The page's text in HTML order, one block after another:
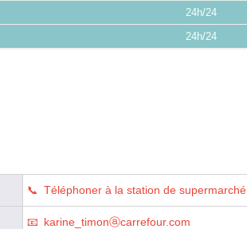
24h/24
24h/24
Téléphoner à la station de supermarché
karine_timonⓐcarrefour.com